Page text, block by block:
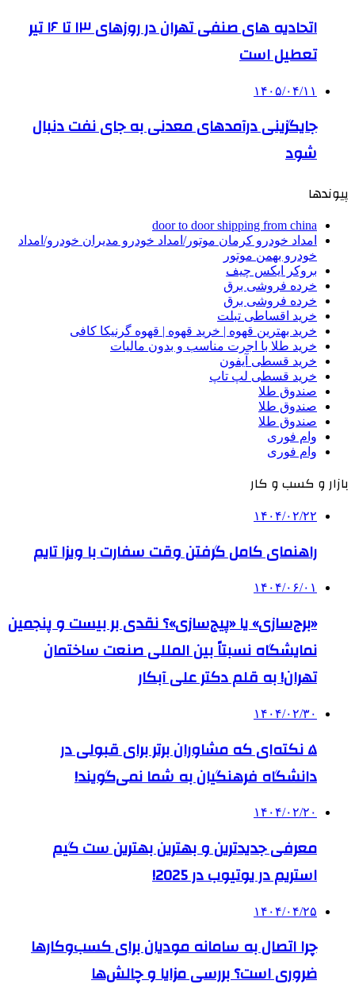
اتحادیه های صنفی تهران در روزهای ۱۳ تا ۱۶ تیر
تعطیل است
۱۴۰۵/۰۴/۱۱
جایگزینی درآمدهای معدنی به جای نفت دنبال
شود
پیوندها
door to door shipping from china
امداد خودرو کرمان موتور/امداد خودرو مدیران خودرو/امداد
خودرو بهمن موتور
بروکر ایکس چیف
خرده فروشی برق
خرده فروشی برق
خرید اقساطی تبلت
خرید بهترین قهوه | خرید قهوه | قهوه گرنیکا کافی
خرید طلا با اجرت مناسب و بدون مالیات
خرید قسطی آیفون
خرید قسطی لپ تاپ
صندوق طلا
صندوق طلا
صندوق طلا
وام فوری
وام فوری
بازار و کسب و کار
۱۴۰۴/۰۲/۲۲
راهنمای کامل گرفتن وقت سفارت با ویزا تایم
۱۴۰۴/۰۶/۰۱
«برج‌سازی» یا «پیج‌سازی»؟ نقدی بر بیست و پنجمین
نمایشگاه نسبتاً بین المللی صنعت ساختمان
تهران! به قلم دکتر علی آبکار
۱۴۰۴/۰۲/۳۰
۵ نکته‌ای که مشاوران برتر برای قبولی در
دانشگاه فرهنگیان به شما نمی‌گویند!
۱۴۰۴/۰۲/۲۰
معرفی جدیدترین و بهترین بهترین ست گیم
استریم در یوتیوب در 2025!
۱۴۰۴/۰۴/۲۵
چرا اتصال به سامانه مودیان برای کسب‌وکارها
ضروری است؟ بررسی مزایا و چالش‌ها